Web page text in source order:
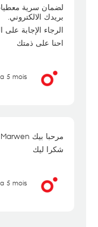
بريدك الالكتروني.
الرجاء الإجابة
احنا على ذمتك
5 mois
مرحبا بيك Marwen ، كان ممكن رقم بطاقة التعريف نثبتلك
شكرا ليك
5 mois